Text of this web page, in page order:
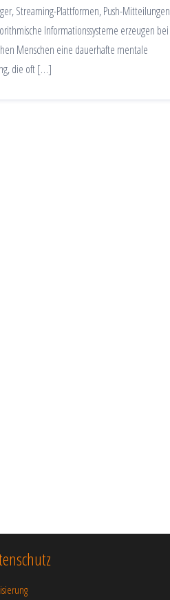
Streaming-Plattformen, Push-Mitteilungen
Informationssysteme erzeugen bei
Menschen eine dauerhafte mentale
die oft […]